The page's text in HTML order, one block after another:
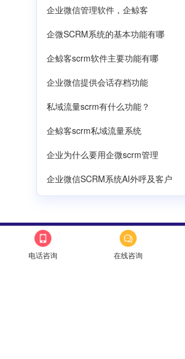
企业微信管理软件，企鲸客
企微SCRM系统的基本功能有哪
企鲸客scrm软件主要功能有哪
企业微信提供会话存档功能
私域流量scrm有什么功能？
企鲸客scrm私域流量系统
企业为什么要用企微scrm管理
企业微信SCRM系统AI外呼及客户
企鲸客SCRM
电话咨询 在线咨询